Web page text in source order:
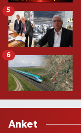
5
6
Anket